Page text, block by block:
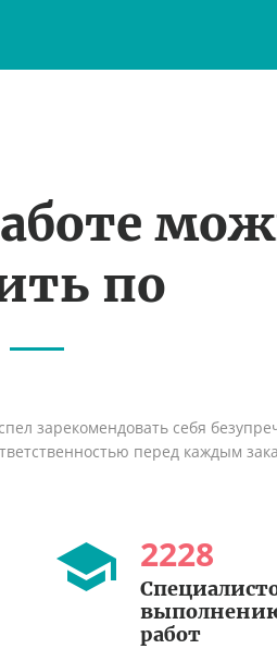
по
зарекомендовать себя
перед каждым
2228
работ